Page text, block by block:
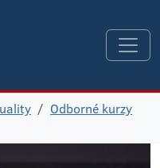
Odborné kurzy